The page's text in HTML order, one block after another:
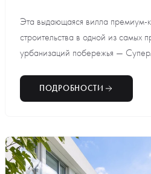
Эта выдающаяся вилла премиум-
строительства в одной из самых
урбанизаций побережья —
ПОДРОБНОСТИ